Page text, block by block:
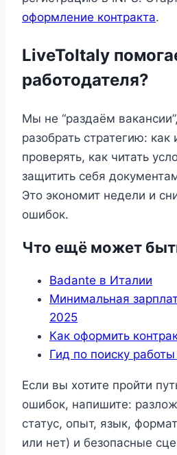
оформление контракта.
LiveToItaly
работодателя?
Мы не “раздаём
разобрать стратегию: как
проверять, как читать
защитить себя
Это экономит недели и
ошибок.
Что ещё может
Badante в Италии
Минимальная
2025
Как оформить
Гид по поиску
Если вы хотите пройти
ошибок, напишите:
статус, опыт, язык,
или нет) и безопасные